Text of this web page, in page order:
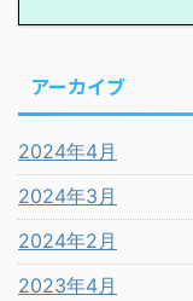
アーカイブ
2024年4月
2024年3月
2024年2月
2023年4月